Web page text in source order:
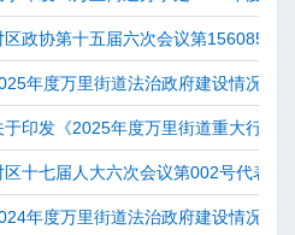
区政协第十五届六次会议第156085号
年度万里街道法治政府建设情况报告
于印发《2025年度万里街道重大行政
区十七届人大六次会议第002号代表建
年度万里街道法治政府建设情况报告